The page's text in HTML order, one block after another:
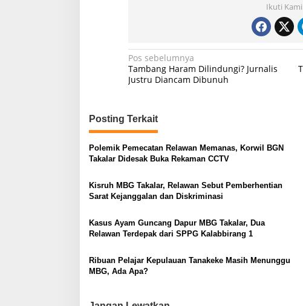
Ikuti Kami
N
a
i
g
a
s
i
p
s
Pos sebelumnya
Tambang Haram Dilindungi? Jurnalis
Justru Diancam Dibunuh
Posting Terkait
Polemik Pemecatan Relawan Memanas, Korwil BGN
Takalar Didesak Buka Rekaman CCTV
Kisruh MBG Takalar, Relawan Sebut Pemberhentian
Sarat Kejanggalan dan Diskriminasi
Kasus Ayam Guncang Dapur MBG Takalar, Dua
Relawan Terdepak dari SPPG Kalabbirang 1
Ribuan Pelajar Kepulauan Tanakeke Masih Menunggu
MBG, Ada Apa?